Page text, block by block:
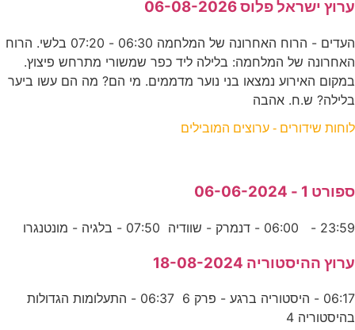
ערוץ ישראל פלוס 06-08-2026
העדים - הרוח האחרונה של המלחמה 06:30 - 07:20 בלשי. הרוח
האחרונה של המלחמה: בלילה ליד כפר שמשורי מתרחש פיצוץ.
במקום האירוע נמצאו בני נוער מדממים. מי הם? מה הם עשו ביער
בלילה? ש.ח. אהבה
לוחות שידורים - ערוצים המובילים
ספורט 1 - 06-06-2024
23:59 - 06:00 - דנמרק - שוודיה 07:50 - בלגיה - מונטנגרו
ערוץ ההיסטוריה 18-08-2024
06:17 - היסטוריה ברגע - פרק 6 06:37 - התעלומות הגדולות
בהיסטוריה 4